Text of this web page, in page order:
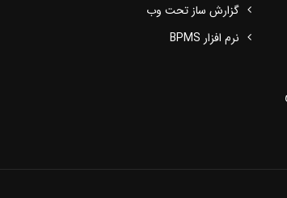
گزارش ساز تحت وب
نرم افزار BPMS